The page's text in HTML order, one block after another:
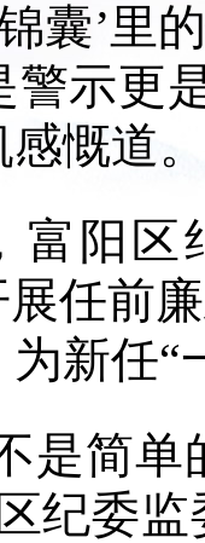
囊’里
警示更
感慨道
富阳区
展任前
新任“
是简
纪委